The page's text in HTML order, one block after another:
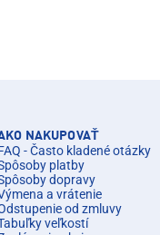
NAKUPOVAŤ
- Často kladené otázky
platby
dopravy
a vrátenie
od zmluvy
veľkostí